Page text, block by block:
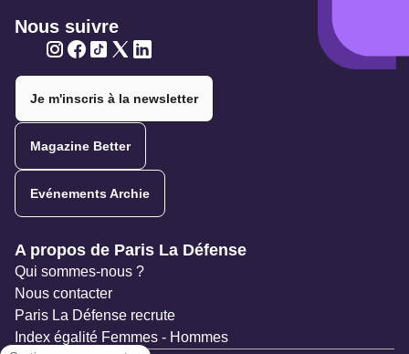
Nous suivre
Je m'inscris à la newsletter
Magazine Better
Evénements Archie
Navigation secondaire
A propos de Paris La Défense
Qui sommes-nous ?
Nous contacter
Paris La Défense recrute
Index égalité Femmes - Hommes